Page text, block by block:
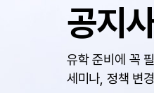
공지
유학 준비에 꼭
세미나, 정책 변